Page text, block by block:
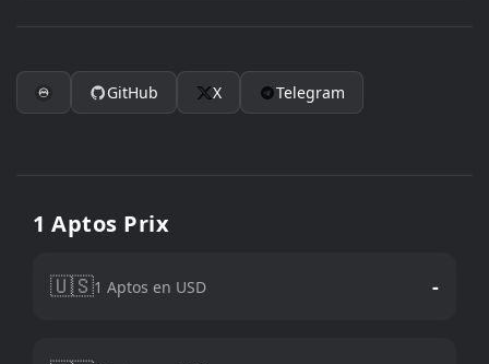
GitHub X Telegram
1 Aptos Prix
🇺🇸1 Aptos en USD -